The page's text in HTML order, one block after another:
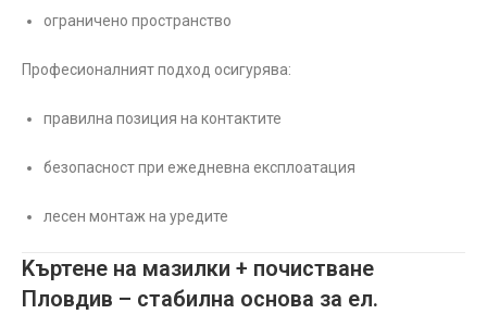
ограничено пространство
Професионалният подход осигурява:
правилна позиция на контактите
безопасност при ежедневна експлоатация
лесен монтаж на уредите
Kъртене на мазилки + почистване
Пловдив – стабилна основа за ел.